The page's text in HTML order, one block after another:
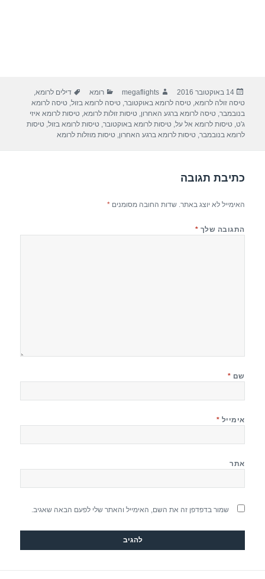
פורסם
בתאריך
14 באוקטובר 2016 מחבר
megaflights קטגוריות
רומא תגיות
דילים לרומא,
טיסה זולה לרומא,טיסה לרומא באוקטובר,טיסה לרומא בזול,טיסה לרומא
בנובמבר,טיסה לרומא ברגע האחרון,טיסות זולות לרומא,טיסות לרומא איזי
ג'ט,טיסות לרומא אל על,טיסות לרומא באוקטובר,טיסות לרומא בזול,טיסות
לרומא בנובמבר,טיסות לרומא ברגע האחרון,טיסות מוזלות לרומא
כתיבת תגובה
האימייל לא יוצג באתר. שדות החובה מסומנים*
התגובה שלך *
שם *
אימייל *
אתר
שמור בדפדפן זה את השם, האימייל והאתר שלי לפעם הבאה שאגיב.